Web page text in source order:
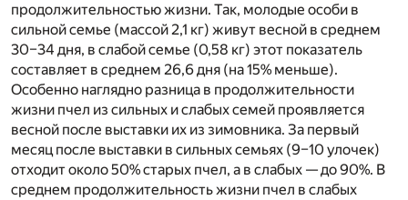
продолжительностью жизни. Так, молодые особи в
сильной семье (массой 2,1 кг) живут весной в среднем
30–34 дня, в слабой семье (0,58 кг) этот показатель
составляет в среднем 26,6 дня (на 15% меньше).
Особенно наглядно разница в продолжительности
жизни пчел из сильных и слабых семей проявляется
весной после выставки их из зимовника. За первый
месяц после выставки в сильных семьях (9–10 улочек)
отходит около 50% старых пчел, а в слабых — до 90%. В
среднем продолжительность жизни пчел в слабых